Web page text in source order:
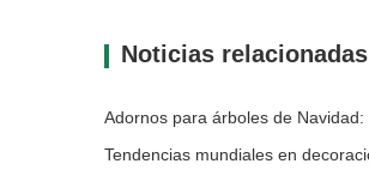
Noticias relacionadas